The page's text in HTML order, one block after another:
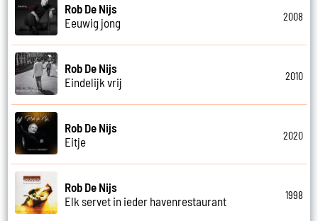
Rob De Nijs
Eeuwig jong
2008
Rob De Nijs
Eindelijk vrij
2010
Rob De Nijs
Eitje
2020
Rob De Nijs
Elk servet in ieder havenrestaurant
1998